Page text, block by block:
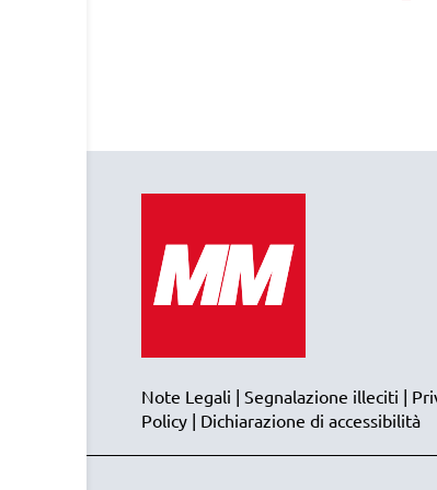
Note Legali Segnalazione illeciti
Policy| Dichiarazione di accessibilità